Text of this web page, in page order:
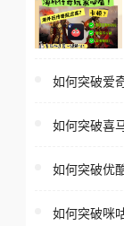
如何突破爱
如何突破喜
如何突破优
如何突破咪